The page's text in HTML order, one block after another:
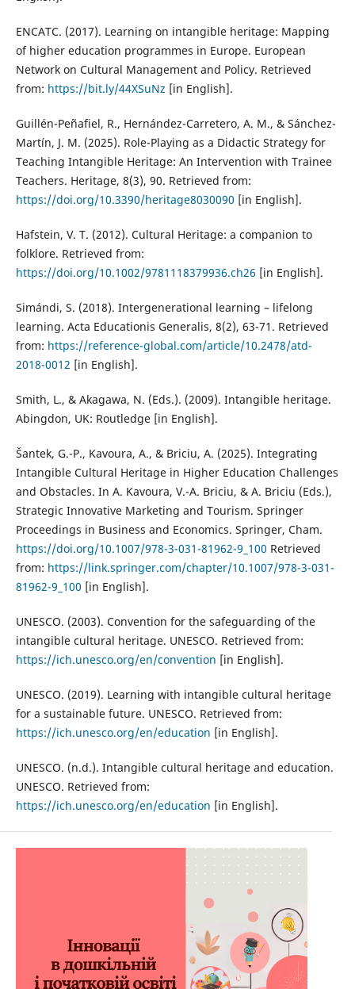
ENCATC. (2017). Learning on intangible heritage: Mapping
of higher education programmes in Europe. European
Network on Cultural Management and Policy. Retrieved
from: https://bit.ly/44XSuNz [in English].
Guillén-Peñafiel, R., Hernández-Carretero, A. M., & Sánchez-
Martín, J. M. (2025). Role-Playing as a Didactic Strategy for
Teaching Intangible Heritage: An Intervention with Trainee
Teachers. Heritage, 8(3), 90. Retrieved from:
https://doi.org/10.3390/heritage8030090 [in English].
Hafstein, V. T. (2012). Cultural Heritage: a companion to
folklore. Retrieved from:
https://doi.org/10.1002/9781118379936.ch26 [in English].
Simándi, S. (2018). Intergenerational learning – lifelong
learning. Acta Educationis Generalis, 8(2), 63-71. Retrieved
from: https://reference-global.com/article/10.2478/atd-
2018-0012 [in English].
Smith, L., & Akagawa, N. (Eds.). (2009). Intangible heritage.
Abingdon, UK: Routledge [in English].
Šantek, G.-P., Kavoura, A., & Briciu, A. (2025). Integrating
Intangible Cultural Heritage in Higher Education Challenges
and Obstacles. In A. Kavoura, V.-A. Briciu, & A. Briciu (Eds.),
Strategic Innovative Marketing and Tourism. Springer
Proceedings in Business and Economics. Springer, Cham.
https://doi.org/10.1007/978-3-031-81962-9_100 Retrieved
from: https://link.springer.com/chapter/10.1007/978-3-031-
81962-9_100 [in English].
UNESCO. (2003). Convention for the safeguarding of the
intangible cultural heritage. UNESCO. Retrieved from:
https://ich.unesco.org/en/convention [in English].
UNESCO. (2019). Learning with intangible cultural heritage
for a sustainable future. UNESCO. Retrieved from:
https://ich.unesco.org/en/education [in English].
UNESCO. (n.d.). Intangible cultural heritage and education.
UNESCO. Retrieved from:
https://ich.unesco.org/en/education [in English].